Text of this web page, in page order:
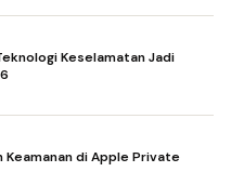
Keselamatan Jadi
Keamanan di Apple Private